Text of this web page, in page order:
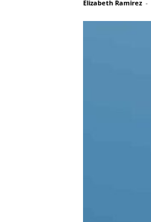
Elizabeth Ramirez -